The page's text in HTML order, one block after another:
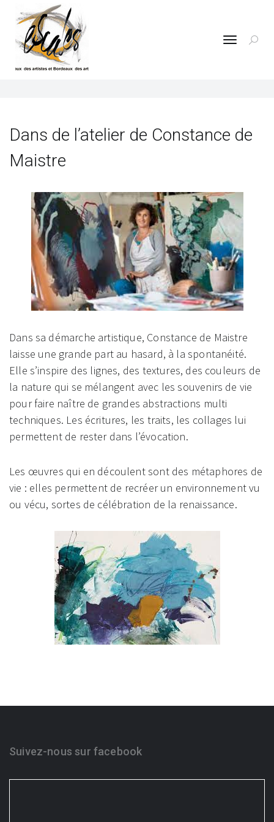
Toggle
Dans de l’atelier de Constance de
Maistre
Dans sa démarche artistique, Constance de Maistre
laisse une grande part au hasard, à la spontanéité.
Elle s’inspire des lignes, des textures, des couleurs de
la nature qui se mélangent avec les souvenirs de vie
pour faire naître de grandes abstractions multi
techniques. Les écritures, les traits, les collages lui
permettent de rester dans l’évocation.
Les œuvres qui en découlent sont des métaphores de
vie : elles permettent de recréer un environnement vu
ou vécu, sortes de célébration de la renaissance.
Suivez-nous sur facebook